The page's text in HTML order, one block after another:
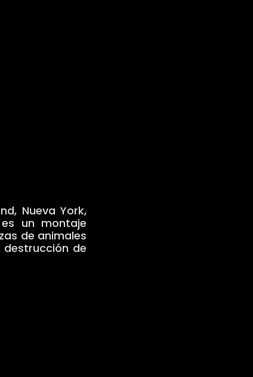
Nueva York,
un montaje
de animales
destrucción de